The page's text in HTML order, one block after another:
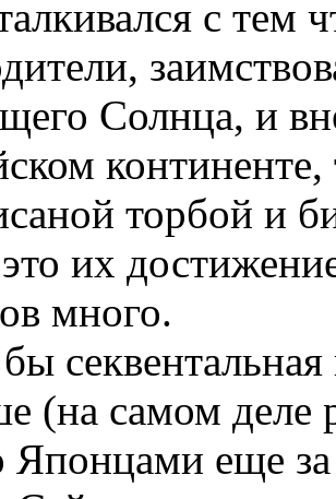
с тем
Солнца, и
торбой и
это их
много.
(на самом деле
Японцами еще за